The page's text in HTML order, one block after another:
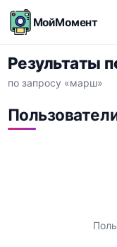
МойМомент
Результаты
по запросу «марш»